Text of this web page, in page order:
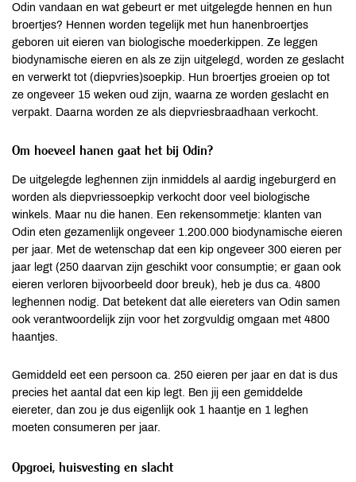
Odin vandaan en wat gebeurt er met uitgelegde hennen en hun
broertjes? Hennen worden tegelijk met hun hanenbroertjes
geboren uit eieren van biologische moederkippen. Ze leggen
biodynamische eieren en als ze zijn uitgelegd, worden ze geslacht
en verwerkt tot (diepvries)soepkip. Hun broertjes groeien op tot
ze ongeveer 15 weken oud zijn, waarna ze worden geslacht en
verpakt. Daarna worden ze als diepvriesbraadhaan verkocht.
Om hoeveel hanen gaat het bij Odin?
De uitgelegde leghennen zijn inmiddels al aardig ingeburgerd en
worden als diepvriessoepkip verkocht door veel biologische
winkels. Maar nu die hanen. Een rekensommetje: klanten van
Odin eten gezamenlijk ongeveer 1.200.000 biodynamische eieren
per jaar. Met de wetenschap dat een kip ongeveer 300 eieren per
jaar legt (250 daarvan zijn geschikt voor consumptie; er gaan ook
eieren verloren bijvoorbeeld door breuk), heb je dus ca. 4800
leghennen nodig. Dat betekent dat alle eiereters van Odin samen
ook verantwoordelijk zijn voor het zorgvuldig omgaan met 4800
haantjes.
Gemiddeld eet een persoon ca. 250 eieren per jaar en dat is dus
precies het aantal dat een kip legt. Ben jij een gemiddelde
eiereter, dan zou je dus eigenlijk ook 1 haantje en 1 leghen
moeten consumeren per jaar.
Opgroei, huisvesting en slacht